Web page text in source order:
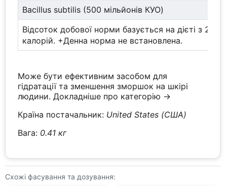
Bacillus subtilis (500 мільйонів КУО)
Відсоток добової норми базується на дієті з 2000
калорій. +Денна норма не встановлена.
Може бути ефективним засобом для
гідратації та зменшення зморшок на шкірі
людини.Докладніше про категорію →
Країна постачальник: United States (США)
Вага: 0.41 кг
Схожі фасування та дозування: